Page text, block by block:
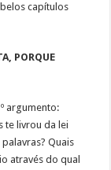
capítulos
PORQUE
argumento:
te livrou da lei
Quais
através do qual